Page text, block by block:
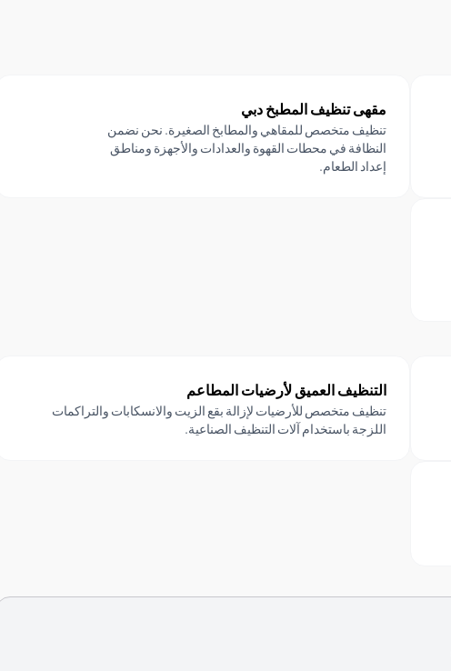
مقهى تنظيف المطبخ دبي
تنظيف متخصص للمقاهي والمطابخ الصغيرة. نحن نضمن
النظافة في محطات القهوة والعدادات والأجهزة ومناطق
إعداد الطعام.
التنظيف العميق لأرضيات المطاعم
تنظيف متخصص للأرضيات لإزالة بقع الزيت والانسكابات والتراكمات
اللزجة باستخدام آلات التنظيف الصناعية.